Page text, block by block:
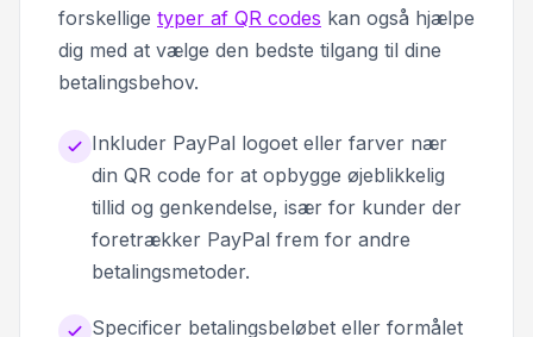
forskellige typer af QR codes kan også hjælpe
dig med at vælge den bedste tilgang til dine
betalingsbehov.
Inkluder PayPal logoet eller farver nær
din QR code for at opbygge øjeblikkelig
tillid og genkendelse, især for kunder der
foretrækker PayPal frem for andre
betalingsmetoder.
Specificer betalingsbeløbet eller formålet